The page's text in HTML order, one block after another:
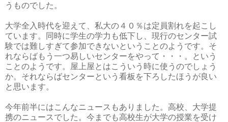
うものでした。
大学全入時代を迎えて、私大の４０％は定員割れを起こし
ています。同時に学生の学力も低下し、現行のセンター試
験では難しすぎて参加できないということのようです。そ
れならばもう一つ易しいセンターをやって・・・。という
ことのようです。屋上屋とはこういう時に使うのでしょう
か。それならばセンターという看板を下ろしたほうが良い
と思います。
今年前半にはこんなニュースもありました。高校、大学提
携のニュースでした。今までも高校生が大学の授業を受け